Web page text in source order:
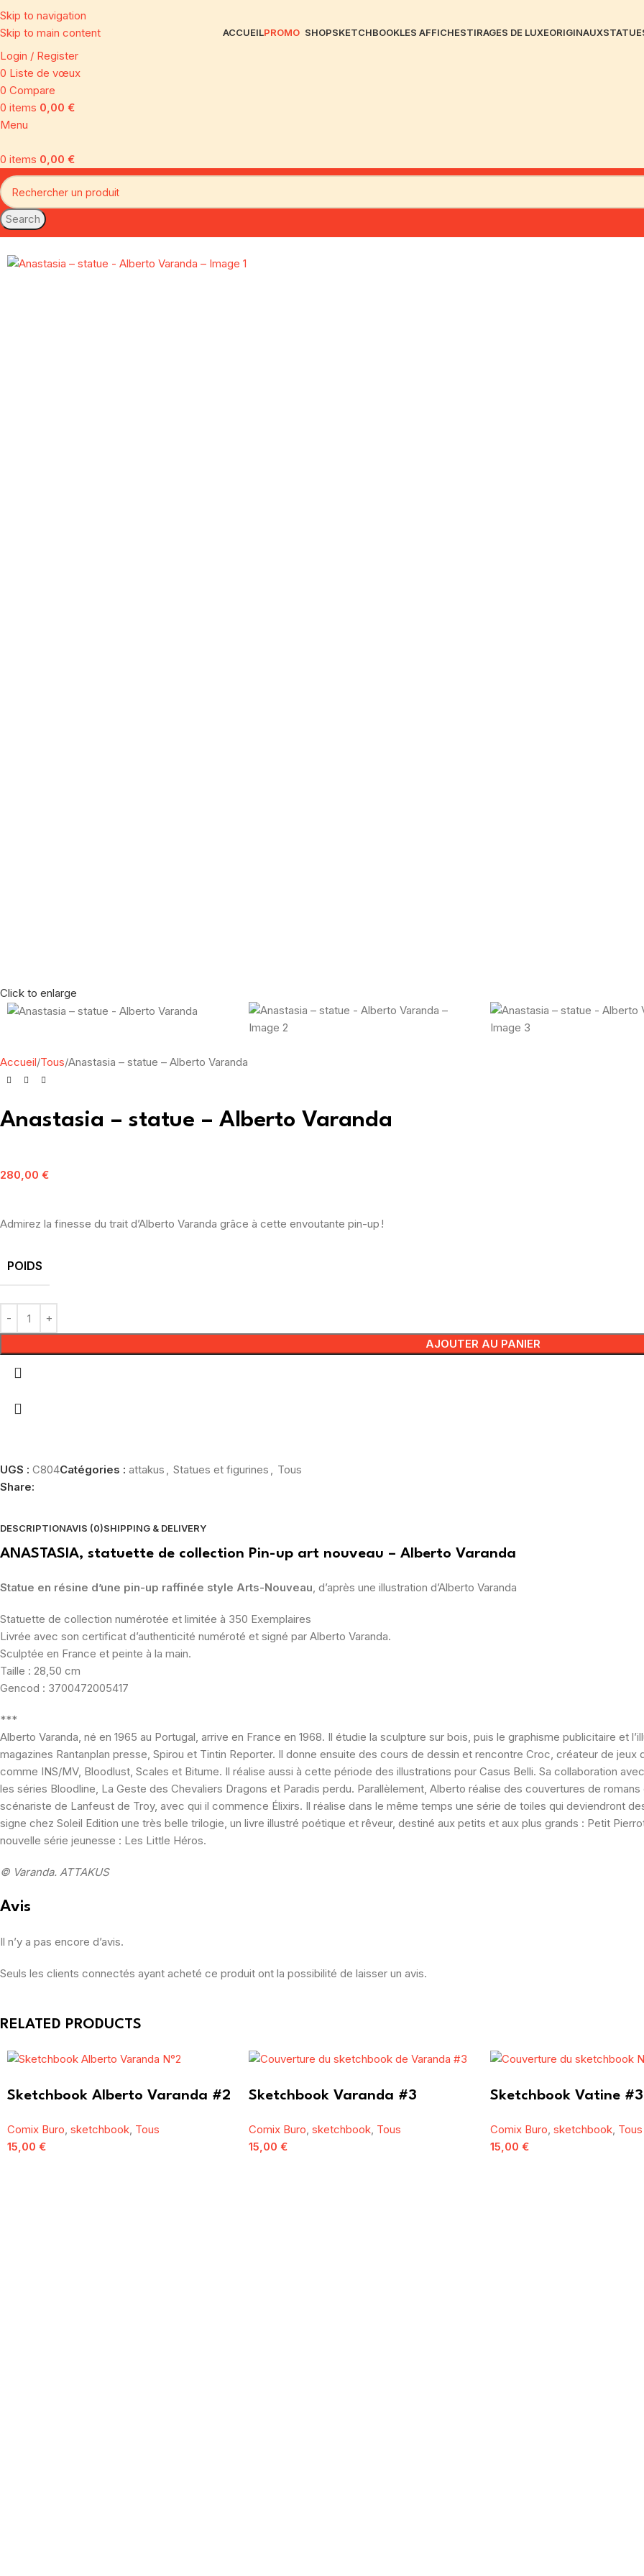
Skip to navigation
Skip to main content
ACCUEILPROMO SHOPSKETCHBOOKLES AFFICHESTIRAGES DE LUXEORIGINAUX
Login / Register
0 Liste de vœux
0 Compare
0 items 0,00 €
Menu
0 items 0,00 €
Search
Click to enlarge
Accueil Tous Anastasia – statue – Alberto Varanda
Anastasia – statue – Alberto Varanda
280,00 €
Admirez la finesse du trait d’Alberto Varanda grâce à cette envoutante pin-up !
POIDS
AJOUTER AU PANIER
UGS : C804Catégories : attakus , Statues et figurines , Tous
Share:
DESCRIPTIONAVIS (0)SHIPPING & DELIVERY
ANASTASIA, statuette de collection Pin-up art nouveau – Alberto Varanda
Statue en résine d’une pin-up raffinée style Arts-Nouveau, d’après une illustration d’Alberto Varanda
Statuette de collection numérotée et limitée à 350 Exemplaires
Livrée avec son certificat d’authenticité numéroté et signé par Alberto Varanda.
Sculptée en France et peinte à la main.
Taille : 28,50 cm
Gencod : 3700472005417
***
Alberto Varanda, né en 1965 au Portugal, arrive en France en 1968. Il étudie la sculpture sur bois, puis le graphisme publicitaire et
magazines Rantanplan presse, Spirou et Tintin Reporter. Il donne ensuite des cours de dessin et rencontre Croc, créateur de
comme INS/MV, Bloodlust, Scales et Bitume. Il réalise aussi à cette période des illustrations pour Casus Belli. Sa collaboration
les séries Bloodline, La Geste des Chevaliers Dragons et Paradis perdu. Parallèlement, Alberto réalise des couvertures de
scénariste de Lanfeust de Troy, avec qui il commence Élixirs. Il réalise dans le même temps une série de toiles qui deviendront
signe chez Soleil Edition une très belle trilogie, un livre illustré poétique et rêveur, destiné aux petits et aux plus grands : Petit
nouvelle série jeunesse : Les Little Héros.
© Varanda. ATTAKUS
Avis
Il n’y a pas encore d’avis.
Seuls les clients connectés ayant acheté ce produit ont la possibilité de laisser un avis.
RELATED PRODUCTS
Sketchbook Alberto Varanda #2
Comix Buro, sketchbook, Tous
15,00 €
Sketchbook Varanda #3
Comix Buro, sketchbook, Tous
15,00 €
Sketchbook Vatine
Comix Buro, sketchbook, Tous
15,00 €